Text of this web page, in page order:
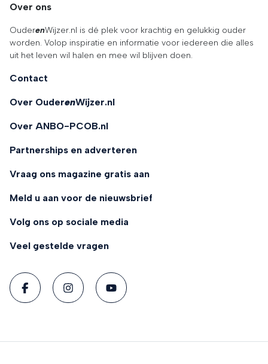
Over ons
OuderenWijzer.nl is dé plek voor krachtig en gelukkig ouder
worden. Volop inspiratie en informatie voor iedereen die alles
uit het leven wil halen en mee wil blijven doen.
Contact
Over OuderenWijzer.nl
Over ANBO-PCOB.nl
Partnerships en adverteren
Vraag ons magazine gratis aan
Meld u aan voor de nieuwsbrief
Volg ons op sociale media
Veel gestelde vragen